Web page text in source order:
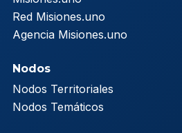
Red Misiones.uno
Agencia Misiones.uno
Nodos
Nodos Territoriales
Nodos Temáticos